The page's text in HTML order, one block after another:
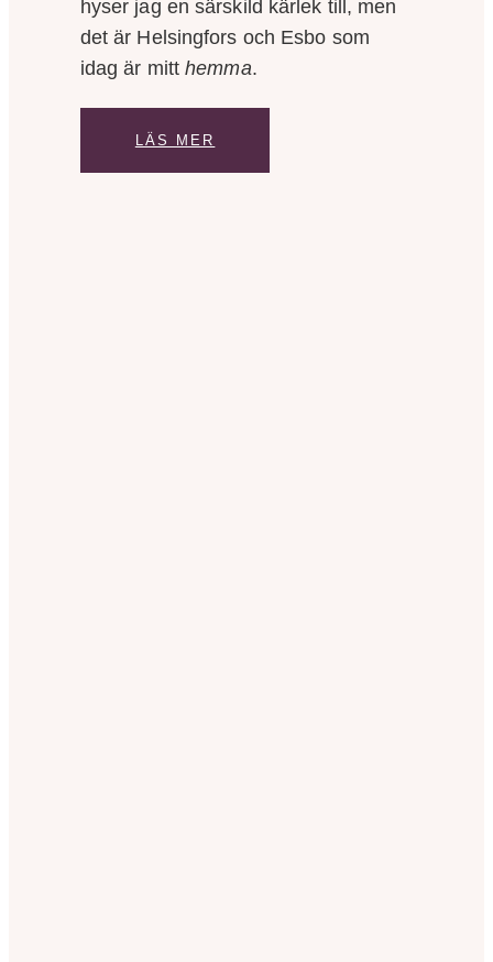
hyser jag en särskild kärlek till, men
det är Helsingfors och Esbo som
idag är mitthemma.
LÄS MER